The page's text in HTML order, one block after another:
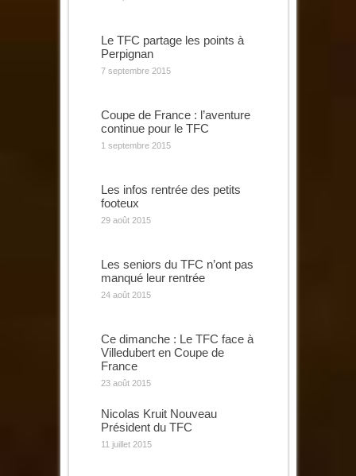
Le TFC partage les points à
Perpignan
7 septembre 2015
Coupe de France : l’aventure
continue pour le TFC
1 septembre 2015
Les infos rentrée des petits
footeux
29 août 2015
Les seniors du TFC n’ont pas
manqué leur rentrée
24 août 2015
Ce dimanche : Le TFC face à
Villedubert en Coupe de
France
23 août 2015
Nicolas Kruit Nouveau
Président du TFC
11 juillet 2015